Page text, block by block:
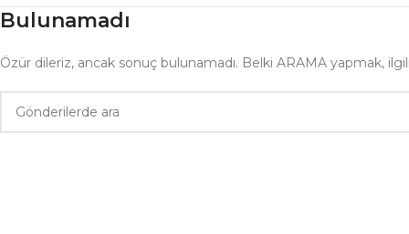
Bulunamadı
Özür dileriz, ancak sonuç bulunamadı. Belki ARAMA yapmak,